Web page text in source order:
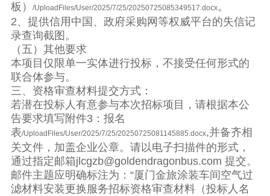
板）
/UploadFiles/User/2025/7/25/20250725085349517.docx。
2、提供信用中国、政府采购网等权威平台的失信记
录查询截图。
（五）其他要求
本项目仅限单一实体进行投标，不接受任何形式的
联合体参与。
三、资格审查材料提交方式：
若潜在投标人有意参与本次招标项目，请根据本公
告要求填写附件3：报名
表/UploadFiles/User/2025/7/25/20250725081145885.docx,并备齐相
关文件，加盖企业公章。请以电子扫描件的形式，
通过指定邮箱jlcgzb@goldendragonbus.com 提交。
邮件主题应明确标注为：“厦门金旅涂装车间空气过
滤材料安装更换服务招标资格审查材料（投标人名